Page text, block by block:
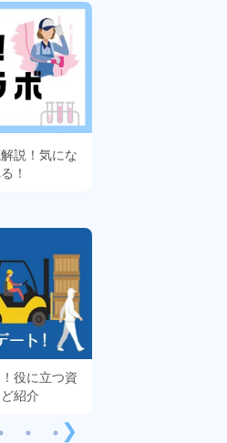
説！気にな
！
役に立つ資
紹介
❯